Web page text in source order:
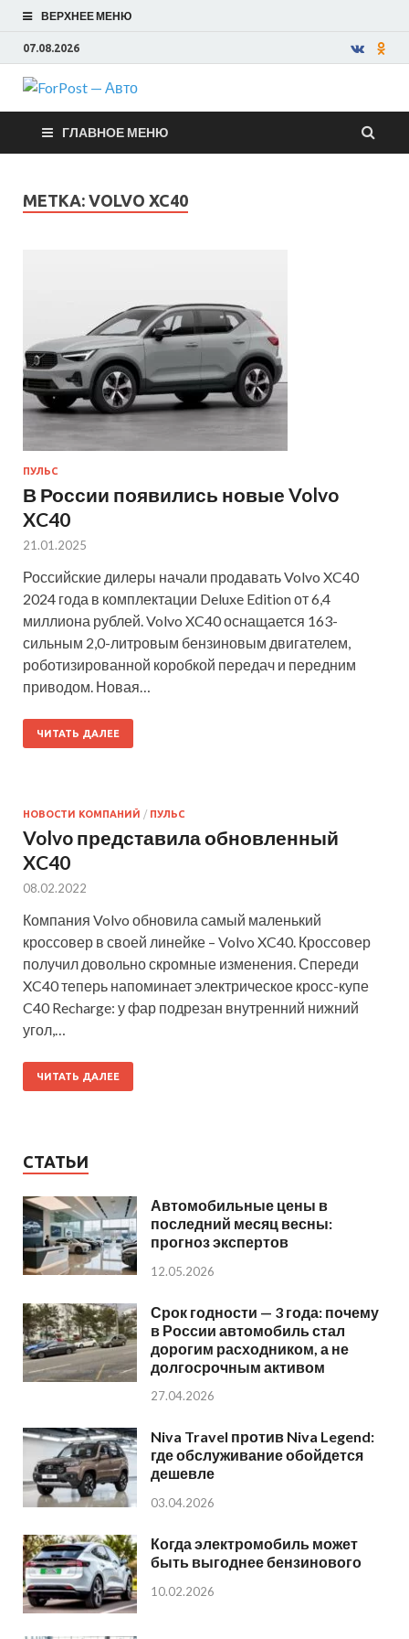
ВЕРХНЕЕ МЕНЮ
07.08.2026
ForPost —
Авто
ГЛАВНОЕ МЕНЮ
МЕТКА: VOLVO XC40
ПУЛЬС
В России появились новые Volvo
XC40
21.01.2025
Российские дилеры начали продавать Volvo XC40
2024 года в комплектации Deluxe Edition от 6,4
миллиона рублей. Volvo XC40 оснащается 163-
сильным 2,0-литровым бензиновым двигателем,
роботизированной коробкой передач и передним
приводом. Новая…
ЧИТАТЬ ДАЛЕЕ
НОВОСТИ КОМПАНИЙ / ПУЛЬС
Volvo представила обновленный
XC40
08.02.2022
Компания Volvo обновила самый маленький
кроссовер в своей линейке – Volvo XC40. Кроссовер
получил довольно скромные изменения. Спереди
XC40 теперь напоминает электрическое кросс-купе
C40 Recharge: у фар подрезан внутренний нижний
угол,…
ЧИТАТЬ ДАЛЕЕ
СТАТЬИ
Автомобильные цены в
последний месяц весны:
прогноз экспертов
12.05.2026
Срок годности — 3 года: почему
в России автомобиль стал
дорогим расходником, а не
долгосрочным активом
27.04.2026
Niva Travel против Niva Legend:
где обслуживание обойдется
дешевле
03.04.2026
Когда электромобиль может
быть выгоднее бензинового
10.02.2026